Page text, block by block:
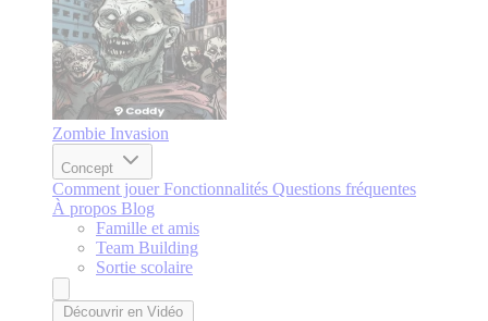
Zombie Invasion
Concept
Comment jouer Fonctionnalités Questions fréquentes
À propos Blog
Famille et amis
Team Building
Sortie scolaire
Découvrir en Vidéo